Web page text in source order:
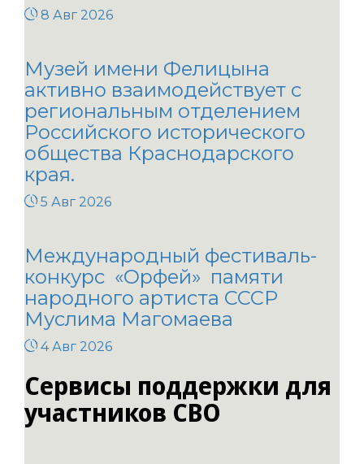
8 Авг 2026
Музей имени Фелицына
активно взаимодействует с
региональным отделением
Российского исторического
общества Краснодарского
края.
5 Авг 2026
Международный фестиваль-
конкурс «Орфей» памяти
народного артиста СССР
Муслима Магомаева
4 Авг 2026
Сервисы поддержки для
участников СВО